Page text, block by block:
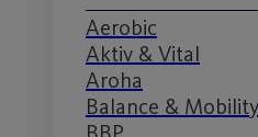
Aerobic
Aktiv & Vital
Aroha
Balance & Mobility